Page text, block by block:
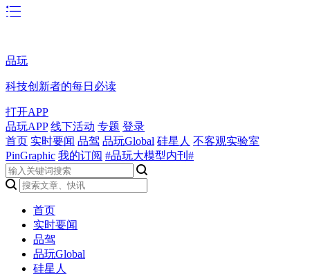
品玩
科技创新者的每日必读
打开APP
品玩APP 线下活动 专题 登录
首页 实时要闻 品驾 品玩Global 硅星人 不客观实验室
PinGraphic 我的订阅 #品玩大模型内刊#
首页
实时要闻
品驾
品玩Global
硅星人